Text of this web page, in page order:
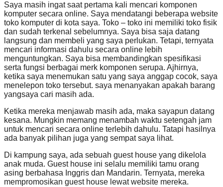
Saya masih ingat saat pertama kali mencari komponen
komputer secara online. Saya mendatangi beberapa website
toko komputer di kota saya. Toko – toko ini memiliki toko fisik
dan sudah terkenal sebelumnya. Saya bisa saja datang
langsung dan membeli yang saya perlukan. Tetapi, ternyata
mencari informasi dahulu secara online lebih
menguntungkan. Saya bisa membandingkan spesifikasi
serta fungsi berbagai merk komponen serupa. Ajhirnya,
ketika saya menemukan satu yang saya anggap cocok, saya
menelepon toko tersebut. saya menanyakan apakah barang
yangsaya cari masih ada.
Ketika mereka menjawab masih ada, maka sayapun datang
kesana. Mungkin memang menambah waktu setengah jam
untuk mencari secara online terlebih dahulu. Tatapi hasilnya
ada banyak pilihan juga yang sempat saya lihat.
Di kampung saya, ada sebuah guest house yang dikelola
anak muda. Guest house ini selalu memiliki tamu orang
asing berbahasa Inggris dan Mandarin. Ternyata, mereka
mempromosikan guest house lewat website mereka.